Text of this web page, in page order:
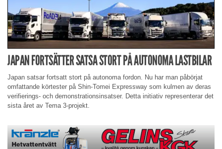
JAPAN FORTSÄTTER SATSA STORT PÅ AUTONOMA LASTBILAR
Japan satsar fortsatt stort på autonoma fordon. Nu har man påbörjat
omfattande körtester på Shin-Tomei Expressway som kulmen av deras
verifierings- och demonstrationsinsatser. Detta initiativ representerar det
sista året av Tema 3-projekt.